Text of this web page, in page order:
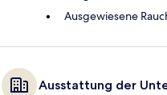
Ausgewiesene
Ausstattung der